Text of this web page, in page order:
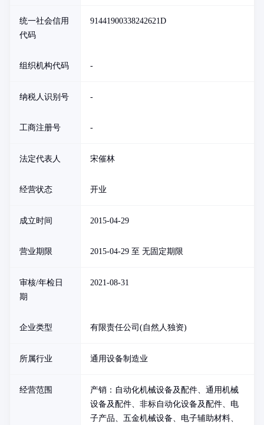
统一社会信用
代码
91441900338242621D
组织机构代码 -
纳税人识别号 -
工商注册号 -
法定代表人 宋催林
经营状态 开业
成立时间 2015-04-29
营业期限 2015-04-29 至 无固定期限
审核/年检日
期
2021-08-31
企业类型 有限责任公司(自然人独资)
所属行业 通用设备制造业
经营范围
产销：自动化机械设备及配件、通用机械
设备及配件、非标自动化设备及配件、电
子产品、五金机械设备、电子辅助材料、